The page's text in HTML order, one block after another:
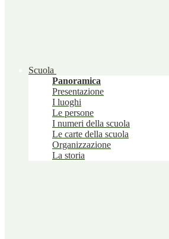
Scuola
Panoramica
Presentazione
I luoghi
Le persone
I numeri della scuola
Le carte della scuola
Organizzazione
La storia